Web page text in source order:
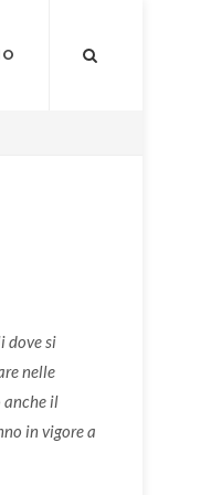
dove si
nelle
anche il
in vigore a